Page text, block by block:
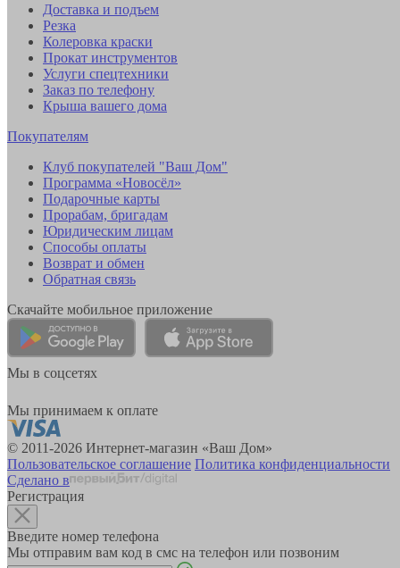
Доставка и подъем
Резка
Колеровка краски
Прокат инструментов
Услуги спецтехники
Заказ по телефону
Крыша вашего дома
Покупателям
Клуб покупателей "Ваш Дом"
Программа «Новосёл»
Подарочные карты
Прорабам, бригадам
Юридическим лицам
Способы оплаты
Возврат и обмен
Обратная связь
Скачайте мобильное приложение
Мы в соцсетях
Мы принимаем к оплате
© 2011-2026 Интернет-магазин «Ваш Дом»
Пользовательское соглашение Политика конфиденциальности
Сделано в
Регистрация
Введите номер телефона
Мы отправим вам код в смс на телефон или позвоним